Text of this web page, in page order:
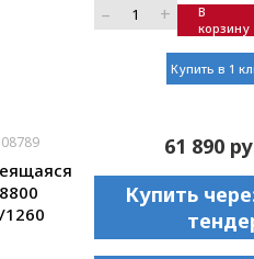
– +
В
корзину
Купить в 1
1260
61 890
Купить